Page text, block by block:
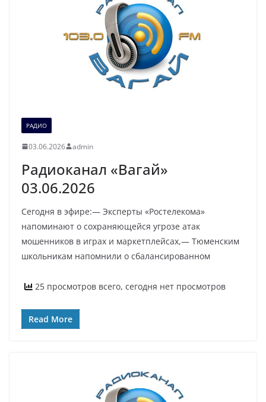
РАДИО
03.06.2026 admin
Радиоканал «Вагай»
03.06.2026
Сегодня в эфире:— Эксперты «Ростелекома»
напоминают о сохраняющейся угрозе атак
мошенников в играх и маркетплейсах,— Тюменским
школьникам напомнили о сбалансированном
25 просмотров всего, сегодня нет просмотров
Read More